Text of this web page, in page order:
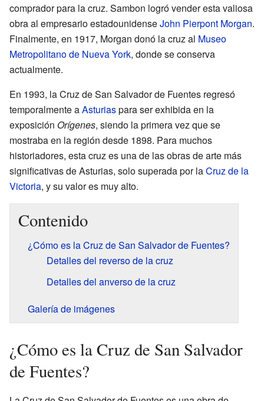
comprador para la cruz. Sambon logró vender esta valiosa
obra al empresario estadounidenseJohn Pierpont Morgan.
Finalmente, en 1917, Morgan donó la cruz al Museo
Metropolitano de Nueva York, donde se conserva
actualmente.
En 1993, la Cruz de San Salvador de Fuentes regresó
temporalmente aAsturiaspara ser exhibida en la
exposición Orígenes, siendo la primera vez que se
mostraba en la región desde 1898. Para muchos
historiadores, esta cruz es una de las obras de arte más
significativas de Asturias, solo superada por laCruz de la
Victoria, y su valor es muy alto.
Contenido
¿Cómo es la Cruz de San Salvador de Fuentes?
Detalles del reverso de la cruz
Detalles del anverso de la cruz
Galería de imágenes
¿Cómo es la Cruz de San Salvador
de Fuentes?